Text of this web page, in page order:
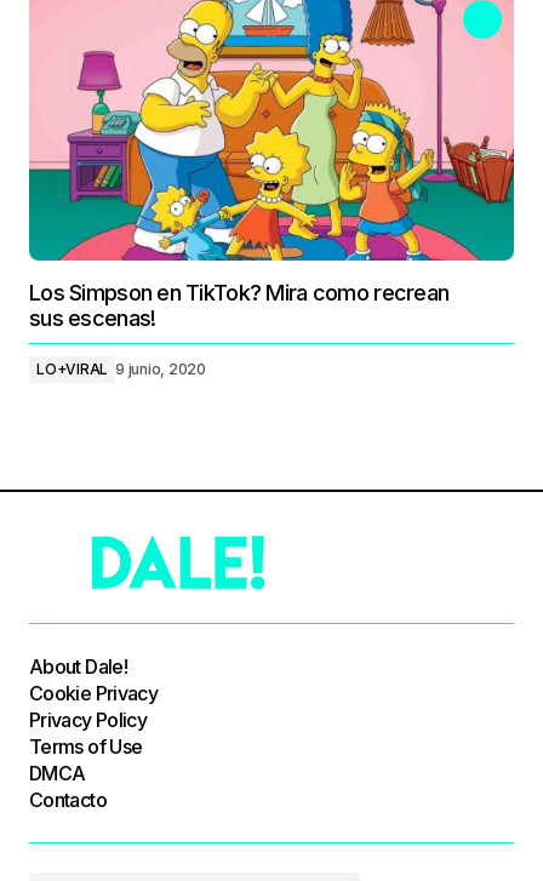
Los Simpson en TikTok? Mira como recrean
sus escenas!
LO+VIRAL 9 junio, 2020
About Dale!
Cookie Privacy
Privacy Policy
Terms of Use
DMCA
Contacto